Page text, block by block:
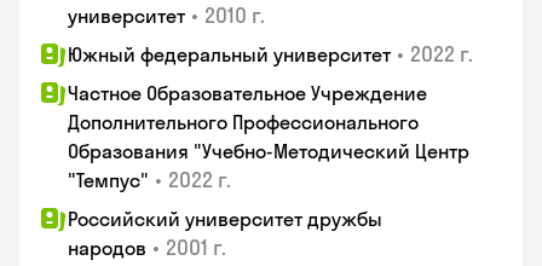
университет • 2010 г.
Южный федеральный университет • 2022 г.
Частное Образовательное Учреждение
Дополнительного Профессионального
Образования "Учебно-Методический Центр
"Темпус" • 2022 г.
Российский университет дружбы
народов • 2001 г.